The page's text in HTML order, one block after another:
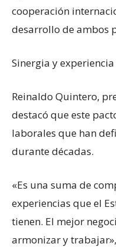
cooperación
desarrollo de ambos
Sinergia y
Reinaldo Quintero,
destacó que este
laborales que han
durante décadas.
«Es una suma de
experiencias que el
tienen. El mejor
armonizar y